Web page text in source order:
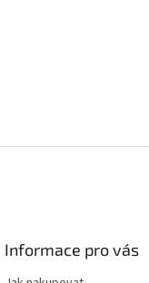
Informace pro vás